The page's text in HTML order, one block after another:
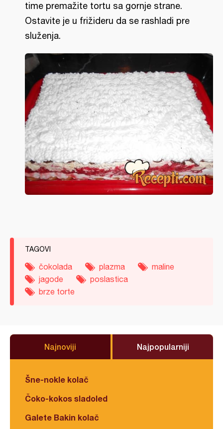
time premažite tortu sa gornje strane.
Ostavite je u frižideru da se rashladi pre
služenja.
TAGOVI
čokolada plazma
maline
jagode
poslastica
brze torte
Najnoviji Najpopularniji
Šne-nokle kolač
Čoko-kokos sladoled
Galete Bakin kolač